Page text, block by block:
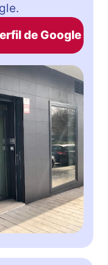
de Google